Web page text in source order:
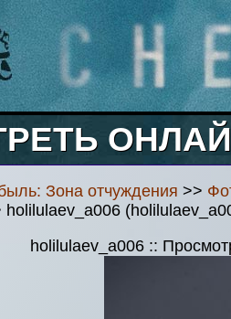
Зона отчуждения >>
holilulaev_a006
holilulaev_a006 ::